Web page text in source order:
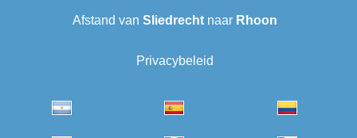
Afstand van Sliedrechtnaar Rhoon
Privacybeleid